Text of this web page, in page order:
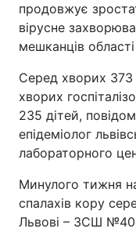
продовжує
вірусне
мешканців
Серед хворих 373
хворих
235 дітей,
епідеміолог
лабораторного
Минулого тижня
спалахів кору
Львові – ЗСШ